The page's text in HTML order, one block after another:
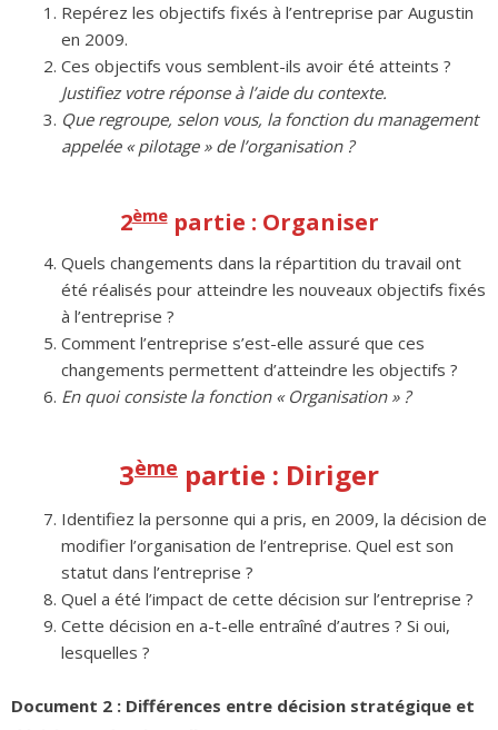
Repérez les objectifs fixés à l’entreprise par Augustin
en 2009.
Ces objectifs vous semblent-ils avoir été atteints ?
Justifiez votre réponse à l’aide du contexte.
Que regroupe, selon vous, la fonction du management
appelée « pilotage » de l’organisation ?
2èmepartie : Organiser
Quels changements dans la répartition du travail ont
été réalisés pour atteindre les nouveaux objectifs fixés
à l’entreprise ?
Comment l’entreprise s’est-elle assuré que ces
changements permettent d’atteindre les objectifs ?
En quoi consiste la fonction « Organisation » ?
3ème partie : Diriger
Identifiez la personne qui a pris, en 2009, la décision de
modifier l’organisation de l’entreprise. Quel est son
statut dans l’entreprise ?
Quel a été l’impact de cette décision sur l’entreprise ?
Cette décision en a-t-elle entraîné d’autres ? Si oui,
lesquelles ?
Document 2 : Différences entre décision stratégique et